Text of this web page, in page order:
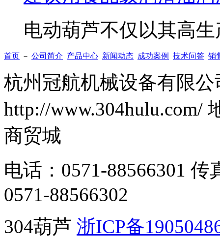
电动葫芦不仅以其高
首页 － 公司简介 产品中心 新闻动态 成功案例 技术问答 销
杭州冠航机械设备有限
http://www.304hulu.com/
商贸城
电话：0571-88566301 传
0571-88566302
304葫芦 浙ICP备